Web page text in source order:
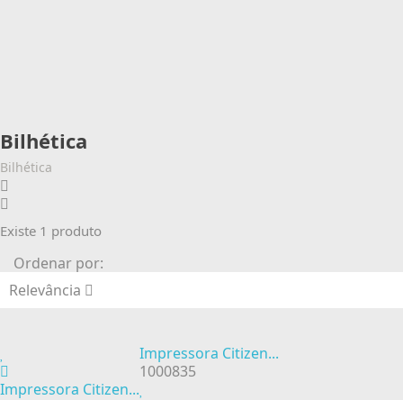
Bilhética
Bilhética
Existe 1 produto
Ordenar por:
Relevância
Impressora Citizen...
Impressora Citizen...
1000835